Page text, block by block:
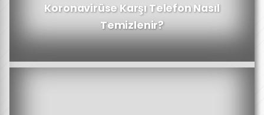
Koronavirüse Karşı Telefon Nasıl
Temizlenir?